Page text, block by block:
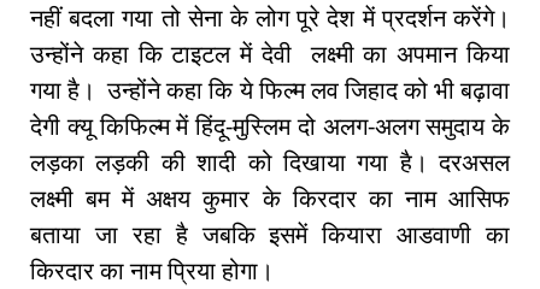
नहीं बदला गया तो सेना के लोग पूरे देश में प्रदर्शन करेंगे।
उन्होंने कहा कि टाइटल में देवी लक्ष्मी का अपमान किया
गया है। उन्होंने कहा कि ये फिल्म लव जिहाद को भी बढ़ावा
देगी क्यू किफिल्म में हिंदू-मुस्लिम दो अलग-अलग समुदाय के
लड़का लड़की की शादी को दिखाया गया है। दरअसल
लक्ष्मी बम में अक्षय कुमार के किरदार का नाम आसिफ
बताया जा रहा है जबकि इसमें कियारा आडवाणी का
किरदार का नाम प्रिया होगा।